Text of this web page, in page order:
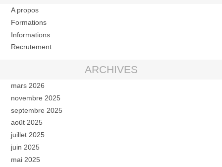
A propos
Formations
Informations
Recrutement
ARCHIVES
mars 2026
novembre 2025
septembre 2025
août 2025
juillet 2025
juin 2025
mai 2025